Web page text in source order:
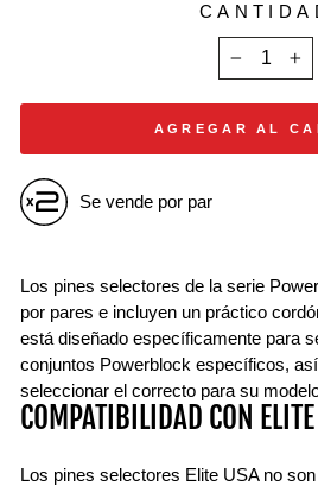
AGREGAR AL
Se vende por par
Los pines selectores de la serie
por pares e incluyen un práctico
está diseñado específicamente para
conjuntos Powerblock específicos,
seleccionar el correcto para su
COMPATIBILIDAD CON
Los pines selectores Elite USA no